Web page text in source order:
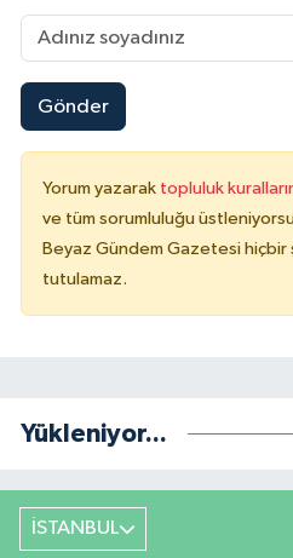
Gönder
Yorum yazarak topluluk
ve tüm sorumluluğu
Beyaz Gündem Gazetesi hiçbir
tutulamaz.
Yükleniyor...
İSTANBUL